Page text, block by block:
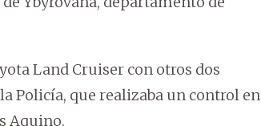
Land Cruiser con otros dos
Policía, que realizaba un control en
Aquino.